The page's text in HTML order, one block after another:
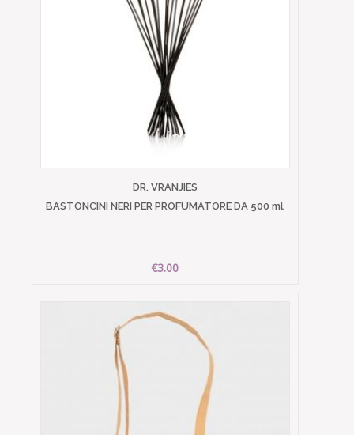
DR. VRANJIES
BASTONCINI NERI PER PROFUMATORE DA 500 ml
€3.00